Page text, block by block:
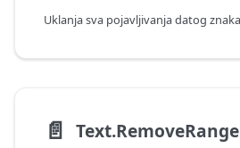
📄️ Text.RemoveRange